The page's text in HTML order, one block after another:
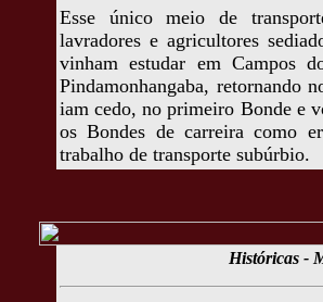
Esse único meio de
lavradores e agricultores
vinham estudar em Campos
Pindamonhangaba, retornando
iam cedo, no primeiro Bonde e
os Bondes de carreira como
trabalho de transporte subúrbio.
Históricas -